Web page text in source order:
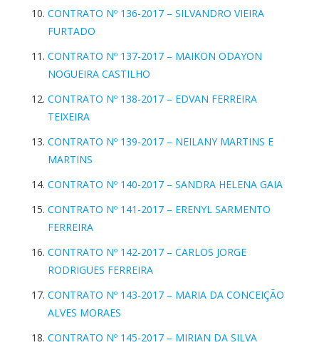
CONTRATO Nº 136-2017 – SILVANDRO VIEIRA
FURTADO
CONTRATO Nº 137-2017 – MAIKON ODAYON
NOGUEIRA CASTILHO
CONTRATO Nº 138-2017 – EDVAN FERREIRA
TEIXEIRA
CONTRATO Nº 139-2017 – NEILANY MARTINS E
MARTINS
CONTRATO Nº 140-2017 – SANDRA HELENA GAIA
CONTRATO Nº 141-2017 – ERENYL SARMENTO
FERREIRA
CONTRATO Nº 142-2017 – CARLOS JORGE
RODRIGUES FERREIRA
CONTRATO Nº 143-2017 – MARIA DA CONCEIÇÃO
ALVES MORAES
CONTRATO Nº 145-2017 – MIRIAN DA SILVA